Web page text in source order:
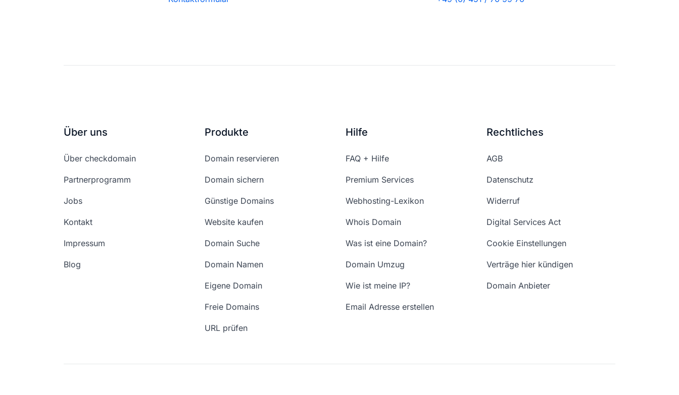
Über uns
Über checkdomain
Partnerprogramm
Jobs
Kontakt
Impressum
Blog
Produkte
Domain reservieren
Domain sichern
Günstige Domains
Website kaufen
Domain Suche
Domain Namen
Eigene Domain
Freie Domains
URL prüfen
Hilfe
FAQ + Hilfe
Premium Services
Webhosting-Lexikon
Whois Domain
Was ist eine Domain?
Domain Umzug
Wie ist meine IP?
Email Adresse erstellen
Rechtliches
AGB
Datenschutz
Widerruf
Digital Services Act
Cookie Einstellungen
Verträge hier kündigen
Domain Anbieter